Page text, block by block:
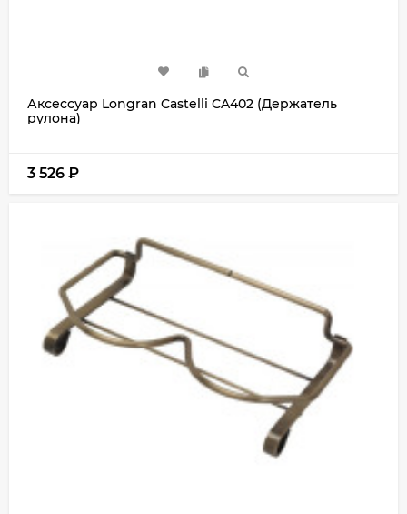
Аксессуар Longran Castelli CA402 (Держатель
рулона)
3 526 ₽